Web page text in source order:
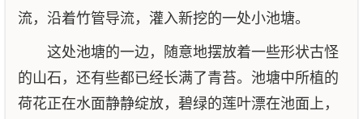
流，沿着竹管导流，灌入新挖的一处小池塘。
这处池塘的一边，随意地摆放着一些形状古怪
的山石，还有些都已经长满了青苔。池塘中所植的
荷花正在水面静静绽放，碧绿的莲叶漂在池面上，